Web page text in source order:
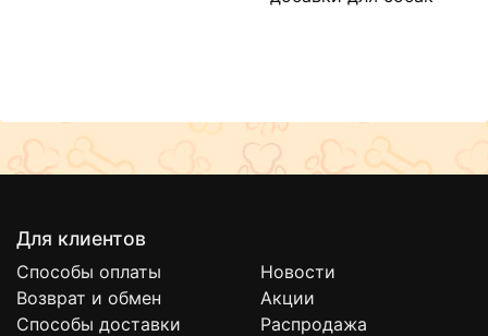
Для клиентов
Способы оплаты
Возврат и обмен
Способы доставки
Новости
Акции
Распродажа